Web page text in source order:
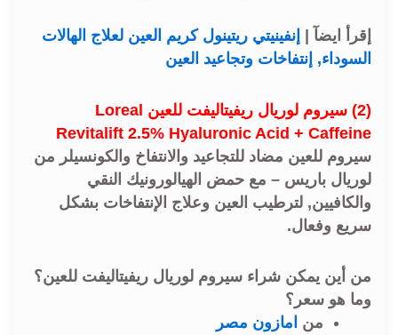
إقرأ ايضآ |
إنفينيتي ريتينول كريم العين لعلاج الهالات
السوداء, إنتفاخات وتجاعيد العين
(2) سيروم لوريال ريفيتاليفت للعين Loreal
Revitalift 2.5% Hyaluronic Acid + Caffeine
سيروم للعين مضاد للتجاعيد والانتفاخ والكونسيلر من
لوريال باريس – مع حمض الهيالورونيك النقي
والكافيين, لترطيب العين وعلاج الإنتفاخات بشكل
سريع وفعال.
من أين يمكن شراء سيروم لوريال ريفيتاليفت للعين؟
وما هو سعر؟
من امازون مصر